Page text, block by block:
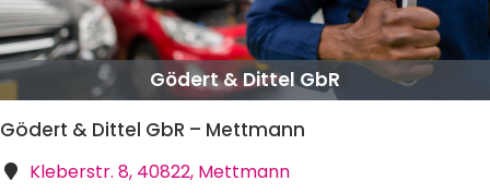
Gödert & Dittel GbR
Gödert & Dittel GbR – Mettmann
Kleberstr. 8, 40822, Mettmann